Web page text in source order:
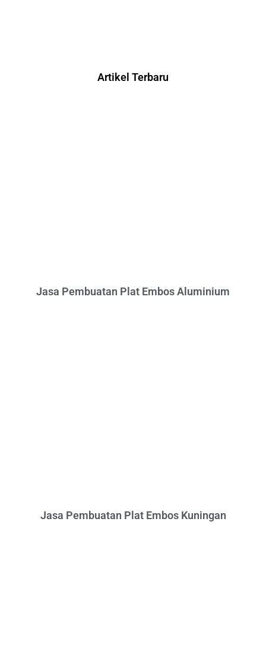
Artikel Terbaru
Jasa Pembuatan Plat Embos Aluminium
Jasa Pembuatan Plat Embos Kuningan